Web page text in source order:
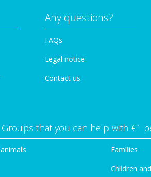
Any questions?
FAQs
Legal notice
Contact us
Groups that you can help with €1
Families
Children